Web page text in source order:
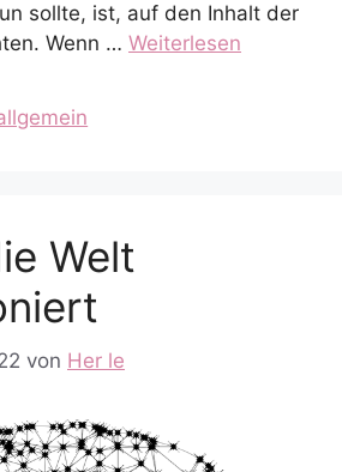
sollte, ist, auf den Inhalt der
Wenn … Weiterlesen
Welt
von Her le